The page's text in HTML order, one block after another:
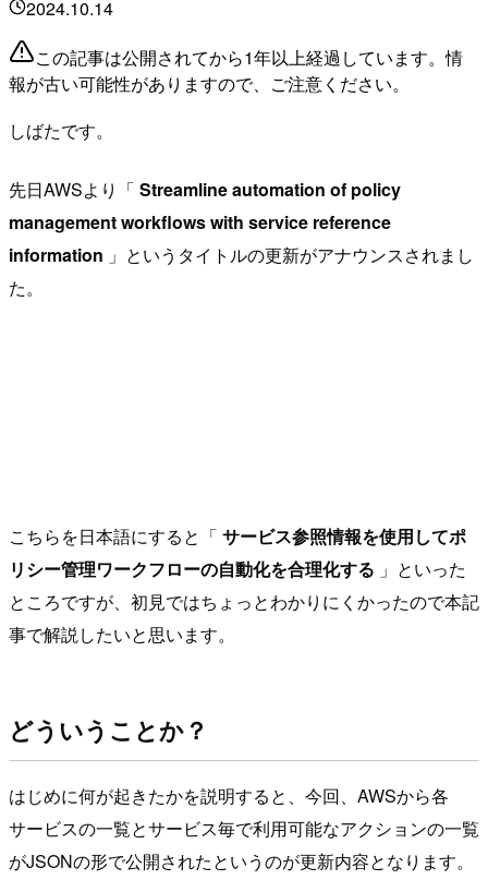
2024.10.14
この記事は公開されてから1年以上経過しています。情
報が古い可能性がありますので、ご注意ください。
しばたです。
先日AWSより「 Streamline automation of policy
management workflows with service reference
information 」というタイトルの更新がアナウンスされまし
た。
こちらを日本語にすると「 サービス参照情報を使用してポ
リシー管理ワークフローの自動化を合理化する 」といった
ところですが、初見ではちょっとわかりにくかったので本記
事で解説したいと思います。
どういうことか？
はじめに何が起きたかを説明すると、今回、AWSから各
サービスの一覧とサービス毎で利用可能なアクションの一覧
がJSONの形で公開されたというのが更新内容となります。